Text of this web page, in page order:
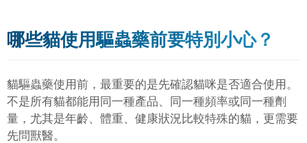
哪些貓使用驅蟲藥前要特別小心？
貓驅蟲藥使用前，最重要的是先確認貓咪是否適合使用。
不是所有貓都能用同一種產品、同一種頻率或同一種劑
量，尤其是年齡、體重、健康狀況比較特殊的貓，更需要
先問獸醫。